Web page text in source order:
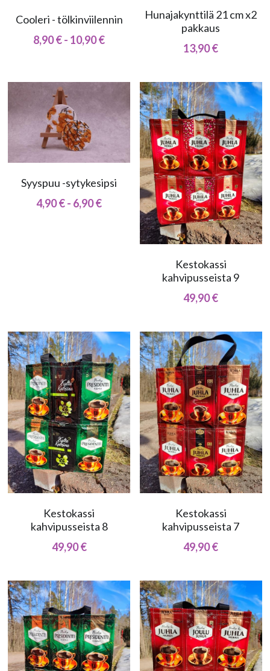
Cooleri - tölkinviilennin
8,90 € - 10,90 €
Hunajakynttilä 21 cm x2
pakkaus
13,90 €
Syyspuu -sytykesipsi
4,90 € - 6,90 €
Kestokassi
kahvipusseista 9
49,90 €
Kestokassi
kahvipusseista 8
49,90 €
Kestokassi
kahvipusseista 7
49,90 €